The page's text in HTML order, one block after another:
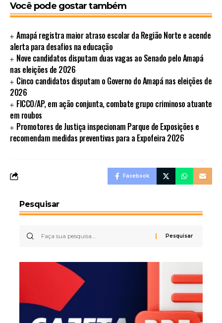
Você pode gostar também
Amapá registra maior atraso escolar da Região Norte e acende
alerta para desafios na educação
Nove candidatos disputam duas vagas ao Senado pelo Amapá
nas eleições de 2026
Cinco candidatos disputam o Governo do Amapá nas eleições de
2026
FICCO/AP, em ação conjunta, combate grupo criminoso atuante
em roubos
Promotores de Justiça inspecionam Parque de Exposições e
recomendam medidas preventivas para a Expofeira 2026
Facebook
Pesquisar